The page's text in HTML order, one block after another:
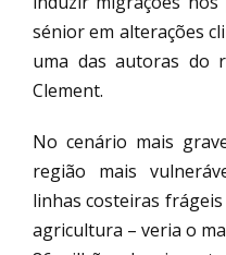
sénior em alterações
uma das autoras do
Clement.
No cenário mais
região mais
linhas costeiras
agricultura – veria o